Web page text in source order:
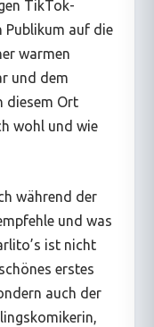
TikTok-
Publikum auf die
warmen
und dem
diesem Ort
wohl und wie
während der
und was
ist nicht
erstes
auch der